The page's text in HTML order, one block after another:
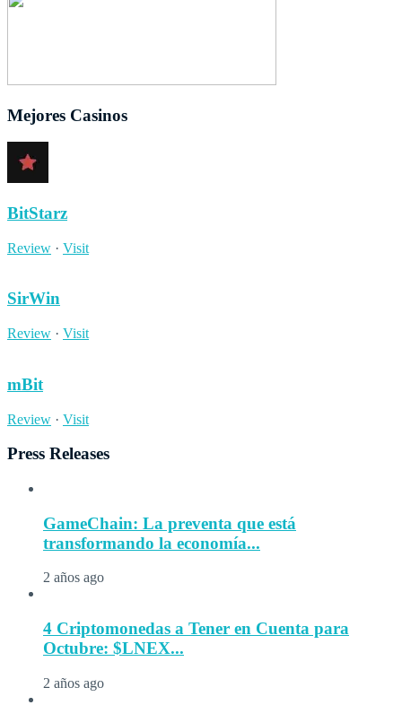
Mejores Casinos
BitStarz
Review · Visit
SirWin
Review · Visit
mBit
Review · Visit
Press Releases
GameChain: La preventa que está
transformando la economía...
2 años ago
4 Criptomonedas a Tener en Cuenta para
Octubre: $LNEX...
2 años ago